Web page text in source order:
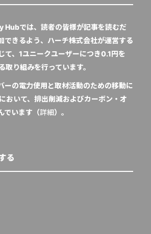
では、読者の皆様が記事を読むだ
できるよう、ハーチ株式会社が運営する
て、1ユニークユーザーにつき0.1円を
取り組みを行っています。
ーの電力使用と取材活動のための移動に
おいて、排出削減およびカーボン・オ
でいます（詳細）。
る